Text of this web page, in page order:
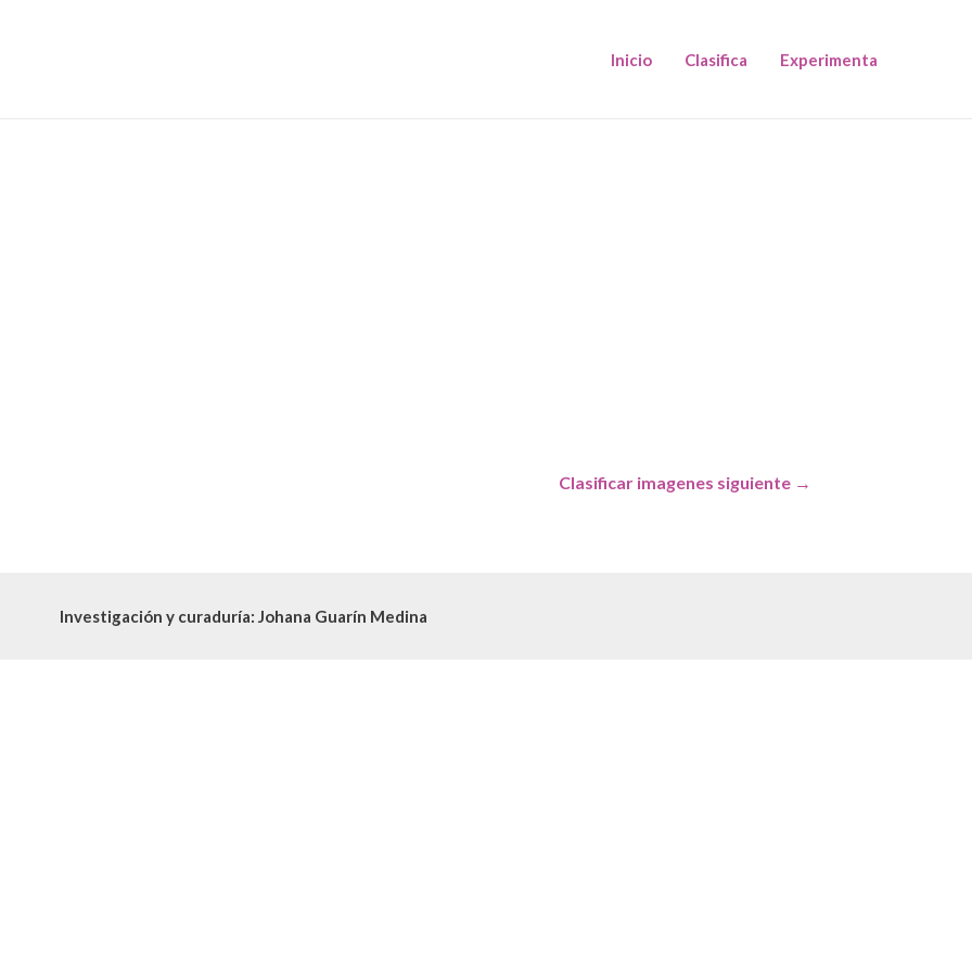
Inicio Clasifica Experimenta
Clasificar imagenes siguiente →
Investigación y curaduría: Johana Guarín Medina